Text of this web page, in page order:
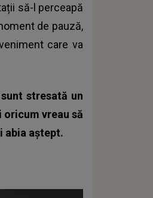
să-l perceapă
de pauză,
care va
stresată un
vreau să
abia aștept.